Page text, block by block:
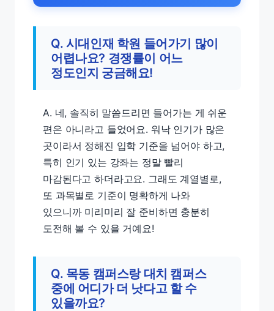
Q. 시대인재 학원 들어가기 많이
어렵나요? 경쟁률이 어느
정도인지 궁금해요!
A. 네, 솔직히 말씀드리면 들어가는 게 쉬운
편은 아니라고 들었어요. 워낙 인기가 많은
곳이라서 정해진 입학 기준을 넘어야 하고,
특히 인기 있는 강좌는 정말 빨리
마감된다고 하더라고요. 그래도 계열별로,
또 과목별로 기준이 명확하게 나와
있으니까 미리미리 잘 준비하면 충분히
도전해 볼 수 있을 거예요!
Q. 목동 캠퍼스랑 대치 캠퍼스
중에 어디가 더 낫다고 할 수
있을까요?